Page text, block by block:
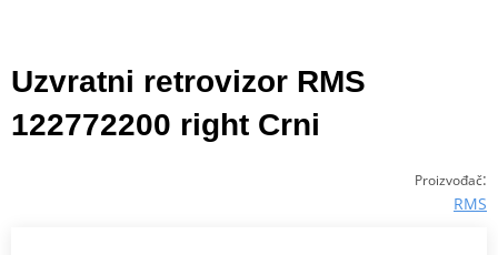
Uzvratni retrovizor RMS
122772200 right Crni
Proizvođač:
RMS